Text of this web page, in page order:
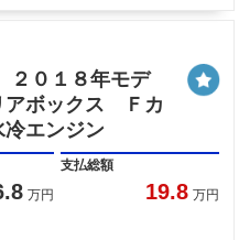
０１８年モデ
ボックス Ｆカ
エンジン
万円
支払総額
19.8 万円